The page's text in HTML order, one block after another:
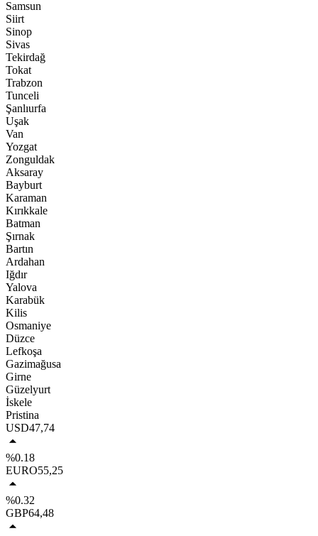
Samsun
Siirt
Sinop
Sivas
Tekirdağ
Tokat
Trabzon
Tunceli
Şanlıurfa
Uşak
Van
Yozgat
Zonguldak
Aksaray
Bayburt
Karaman
Kırıkkale
Batman
Şırnak
Bartın
Ardahan
Iğdır
Yalova
Karabük
Kilis
Osmaniye
Düzce
Lefkoşa
Gazimağusa
Girne
Güzelyurt
İskele
Pristina
USD47,74
%0.18
EURO55,25
%0.32
GBP64,48